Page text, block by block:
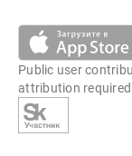
Public user
attribution required